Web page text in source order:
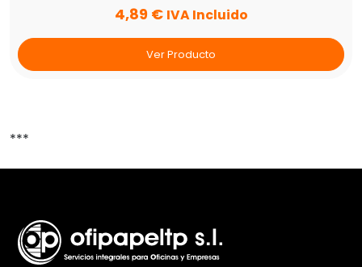
4,89 € IVA Incluido
Ver Producto
***